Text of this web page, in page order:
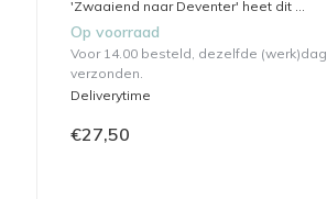
'Zwaaiend naar Deventer' heet dit ...
Op voorraad
Voor 14.00 besteld, dezelfde (werk)dag
verzonden.
Deliverytime
€27,50